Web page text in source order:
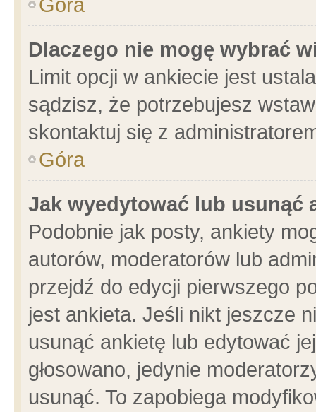
Dlaczego nie mogę wybrać
Limit opcji w ankiecie jest
sądzisz, że potrzebujesz
skontaktuj się z
Góra
Jak wyedytować lub usunąć
Podobnie jak posty, ankiety
autorów, moderatorów lub
przejdź do edycji pierwszego
jest ankieta. Jeśli nikt jeszcze
usunąć ankietę lub edytować
głosowano, jedynie
usunąć. To zapobiega